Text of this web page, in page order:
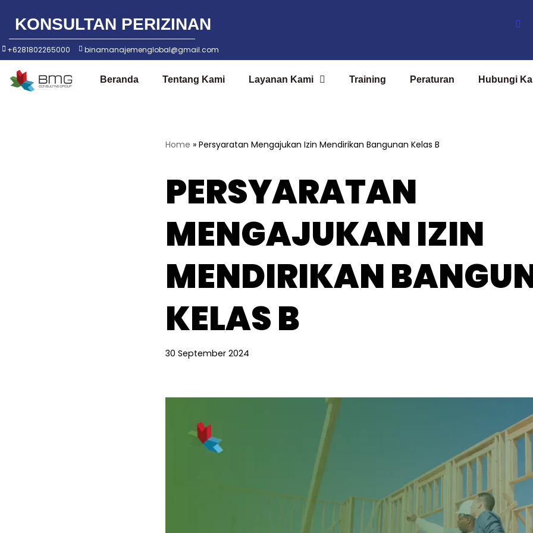
Lompat
ke
KONSULTAN PERIZINAN
+6281802265000 binamanajemenglobal@gmail.com
Beranda Tentang Kami Layanan Kami Training Peraturan Hubungi
Home » Persyaratan Mengajukan Izin Mendirikan Bangunan Kelas B
PERSYARATAN
MENGAJUKAN IZIN
MENDIRIKAN
KELAS B
30 September 2024